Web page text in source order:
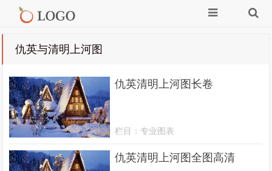
仇英与清明上河图
仇英清明上河图长卷
栏目：专业图表
仇英清明上河图全图高清